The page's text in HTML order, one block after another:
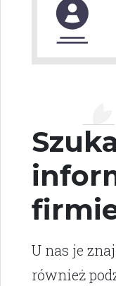
U nas je
również